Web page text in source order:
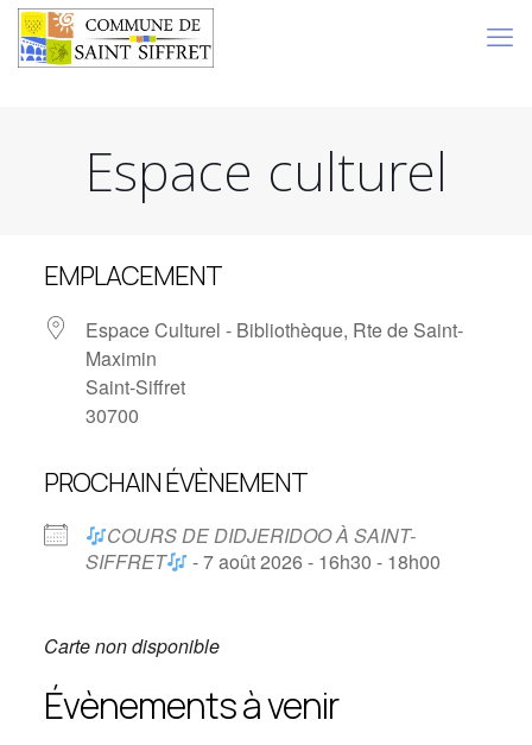
Espace culturel
EMPLACEMENT
Espace Culturel - Bibliothèque, Rte de Saint-
Maximin
Saint-Siffret
30700
PROCHAIN ÉVÈNEMENT
COURS DE DIDJERIDOO À SAINT-
SIFFRET
- 7 août 2026 - 16h30 - 18h00
Carte non disponible
Évènements à venir